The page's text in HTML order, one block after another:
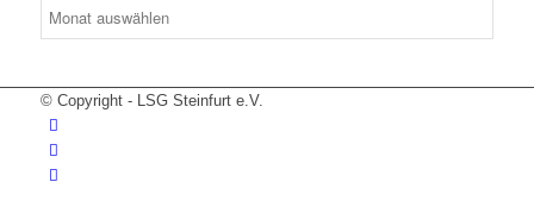
© Copyright - LSG Steinfurt e.V.